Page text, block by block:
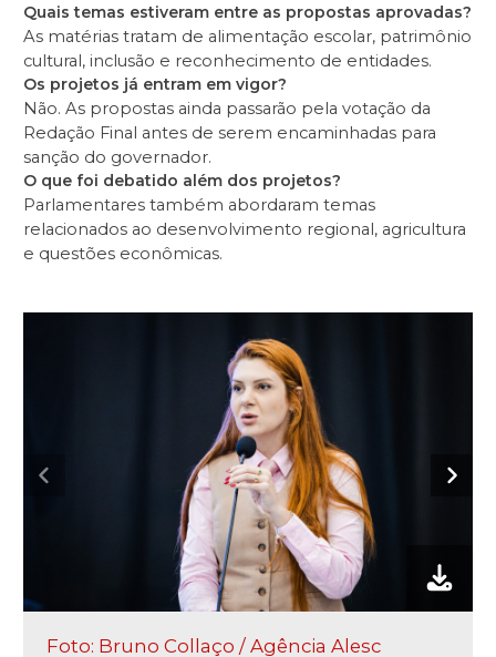
Quais temas estiveram entre as propostas aprovadas?
As matérias tratam de alimentação escolar, patrimônio
cultural, inclusão e reconhecimento de entidades.
Os projetos já entram em vigor?
Não. As propostas ainda passarão pela votação da
Redação Final antes de serem encaminhadas para
sanção do governador.
O que foi debatido além dos projetos?
Parlamentares também abordaram temas
relacionados ao desenvolvimento regional, agricultura
e questões econômicas.
Foto: Bruno Collaço / Agência Alesc